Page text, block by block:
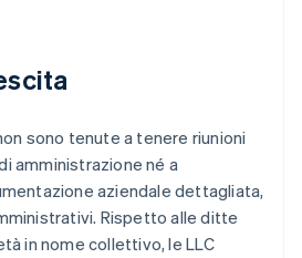
sono tenute a tenere riunioni
amministrazione né a
aziendale dettagliata,
Rispetto alle ditte
in nome collettivo, le LLC